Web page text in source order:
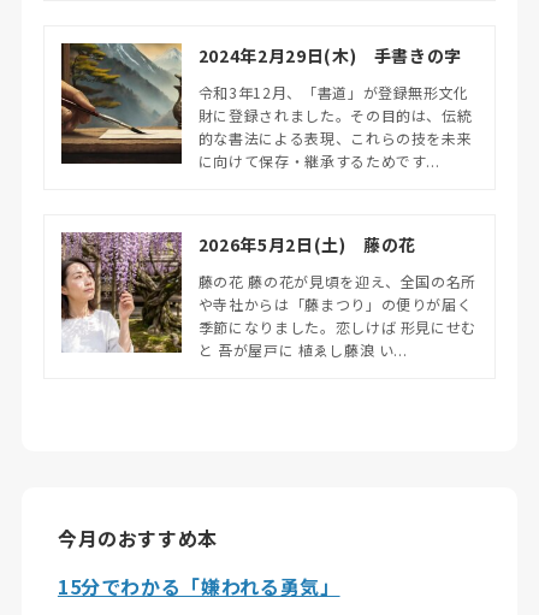
2024年2月29日(木) 手書きの字
令和3年12月、「書道」が登録無形文化
財に登録されました。その目的は、伝統
的な書法による表現、これらの技を未来
に向けて保存・継承するためです...
2026年5月2日(土) 藤の花
藤の花 藤の花が見頃を迎え、全国の名所
や寺社からは「藤まつり」の便りが届く
季節になりました。恋しけば 形見にせむ
と 吾が屋戸に 植ゑし藤浪 い...
今月のおすすめ本
15分でわかる「嫌われる勇気」